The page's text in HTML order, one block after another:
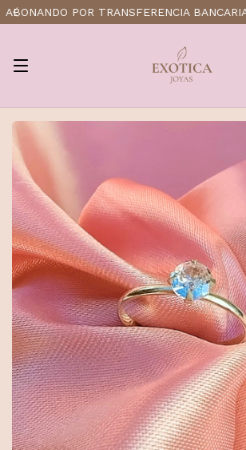
ENVÍOS A TODO EL PAÍS